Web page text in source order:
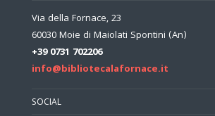
Via della Fornace, 23
60030 Moie di Maiolati Spontini (An)
+39 0731 702206
info@bibliotecalafornace.it
SOCIAL